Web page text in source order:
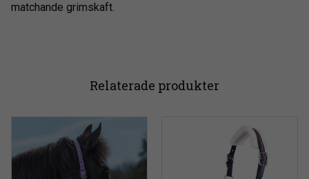
matchande grimskaft.
Relaterade produkter